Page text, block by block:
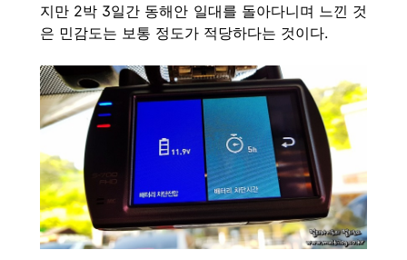
지만 2박 3일간 동해안 일대를 돌아다니며 느낀 것
은 민감도는 보통 정도가 적당하다는 것이다.